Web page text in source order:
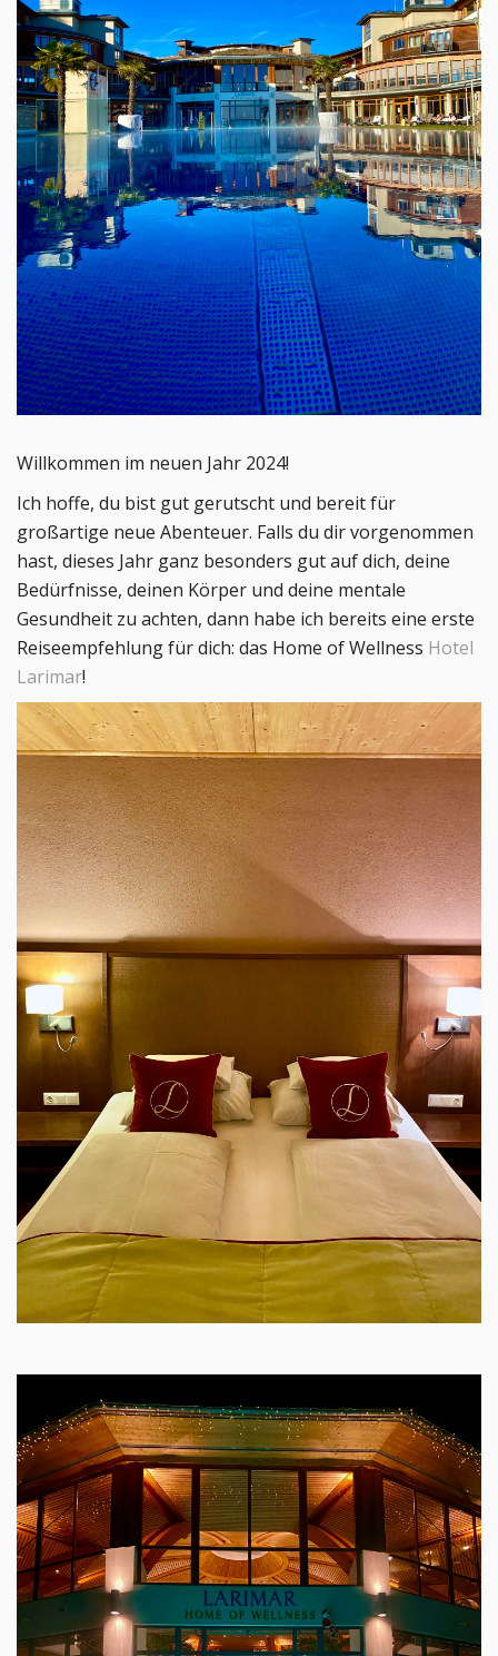
Willkommen im neuen Jahr 2024!
Ich hoffe, du bist gut gerutscht und bereit für
großartige neue Abenteuer. Falls du dir vorgenommen
hast, dieses Jahr ganz besonders gut auf dich, deine
Bedürfnisse, deinen Körper und deine mentale
Gesundheit zu achten, dann habe ich bereits eine erste
Reiseempfehlung für dich: das Home of Wellness Hotel
Larimar!